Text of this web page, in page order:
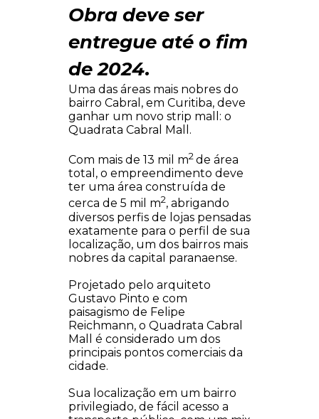
Obra deve ser
entregue até o fim
de 2024.
Uma das áreas mais nobres do
bairro Cabral, em Curitiba, deve
ganhar um novo strip mall: o
Quadrata Cabral Mall.
Com mais de 13 mil m2 de área
total, o empreendimento deve
ter uma área construída de
cerca de 5 mil m2, abrigando
diversos perfis de lojas pensadas
exatamente para o perfil de sua
localização, um dos bairros mais
nobres da capital paranaense.
Projetado pelo arquiteto
Gustavo Pinto e com
paisagismo de Felipe
Reichmann, o Quadrata Cabral
Mall é considerado um dos
principais pontos comerciais da
cidade.
Sua localização em um bairro
privilegiado, de fácil acesso a